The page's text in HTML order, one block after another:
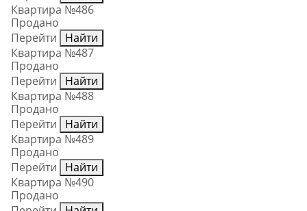
Квартира №486
Продано
Перейти
Найти
Квартира №487
Продано
Перейти
Найти
Квартира №488
Продано
Перейти
Найти
Квартира №489
Продано
Перейти
Найти
Квартира №490
Продано